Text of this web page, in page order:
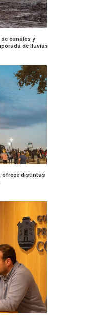
canales y
de lluvias
ofrece distintas